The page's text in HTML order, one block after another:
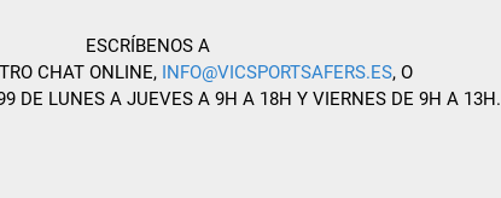
ESCRÍBENOS A
CHAT ONLINE, INFO@VICSPORTSAFERS.ES, O
DE LUNES A JUEVES A 9H A 18H Y VIERNES DE 9H A 13H.